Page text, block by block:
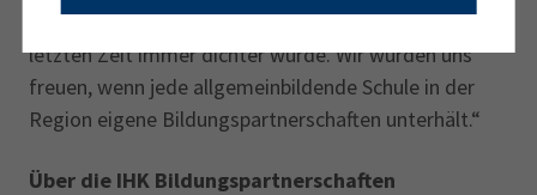
dass das Netz von Bildungspartnerschaften in der
letzten Zeit immer dichter wurde. Wir würden uns
freuen, wenn jede allgemeinbildende Schule in der
Region eigene Bildungspartnerschaften unterhält.“
Über die IHK Bildungspartnerschaften